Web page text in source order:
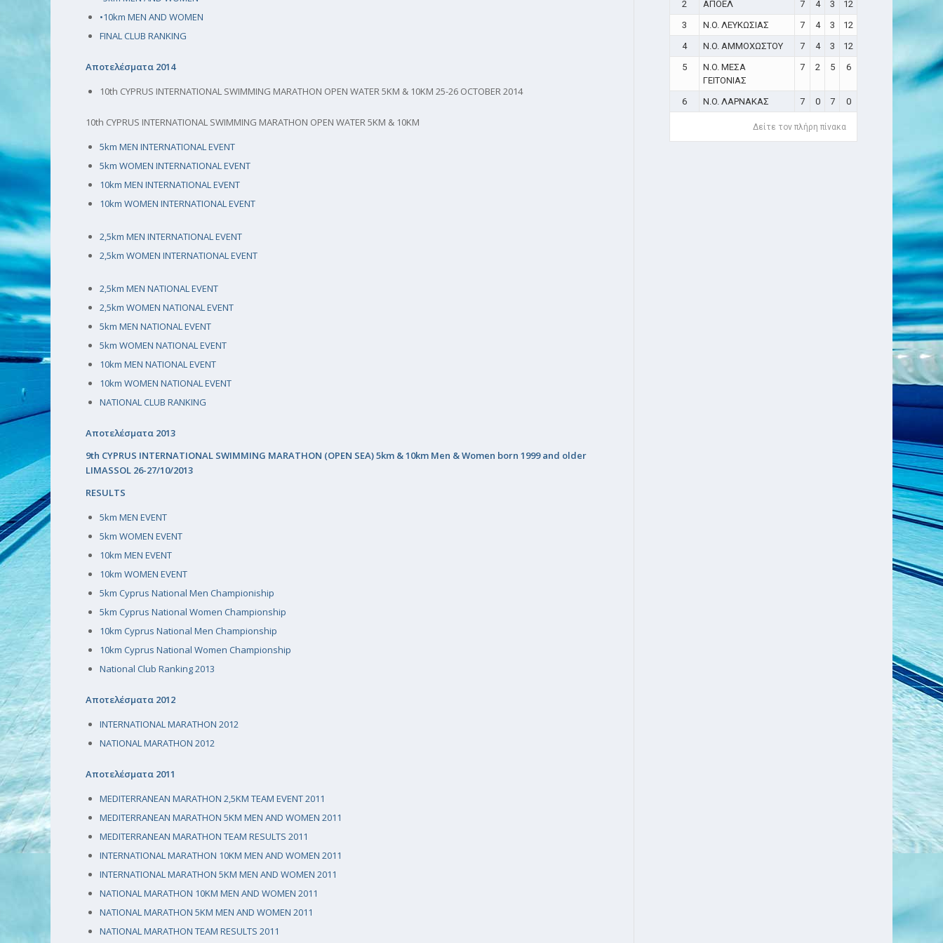
•10km MEN AND WOMEN
FINAL CLUB RANKING
Αποτελέσματα 2014
10th CYPRUS INTERNATIONAL SWIMMING MARATHON OPEN WATER 5KM & 10KM 25-26 OCTOBER 2014
10th CYPRUS INTERNATIONAL SWIMMING MARATHON OPEN WATER 5KM & 10KM
5km MEN INTERNATIONAL EVENT
5km WOMEN INTERNATIONAL EVENT
10km MEN INTERNATIONAL EVENT
10km WOMEN INTERNATIONAL EVENT
2,5km MEN INTERNATIONAL EVENT
2,5km WOMEN INTERNATIONAL EVENT
2,5km MEN NATIONAL EVENT
2,5km WOMEN NATIONAL EVENT
5km MEN NATIONAL EVENT
5km WOMEN NATIONAL EVENT
10km MEN NATIONAL EVENT
10km WOMEN NATIONAL EVENT
NATIONAL CLUB RANKING
Αποτελέσματα 2013
9th CYPRUS INTERNATIONAL SWIMMING MARATHON (OPEN SEA) 5km & 10km Men & Women born 1999 and older
LIMASSOL 26-27/10/2013
RESULTS
5km MEN EVENT
5km WOMEN EVENT
10km MEN EVENT
10km WOMEN EVENT
5km Cyprus National Men Championiship
5km Cyprus National Women Championship
10km Cyprus National Men Championship
10km Cyprus National Women Championship
National Club Ranking 2013
Αποτελέσματα 2012
INTERNATIONAL MARATHON 2012
NATIONAL MARATHON 2012
Αποτελέσματα 2011
MEDITERRANEAN MARATHON 2,5KM TEAM EVENT 2011
MEDITERRANEAN MARATHON 5KM MEN AND WOMEN 2011
MEDITERRANEAN MARATHON TEAM RESULTS 2011
INTERNATIONAL MARATHON 10KM MEN AND WOMEN 2011
INTERNATIONAL MARATHON 5KM MEN AND WOMEN 2011
NATIONAL MARATHON 10KM MEN AND WOMEN 2011
NATIONAL MARATHON 5KM MEN AND WOMEN 2011
NATIONAL MARATHON TEAM RESULTS 2011
2 ΑΠΟΕΛ 7 4 3
12
3
N.O. ΛΕΥΚΩΣΙΑΣ 7 4 3
12
4
N.O. ΑΜΜΟΧΩΣΤΟΥ 7 4 3
12
5
N.O. ΜΕΣΑ
ΓΕΙΤΟΝΙΑΣ
7 2 5 6
6 N.O. ΛΑΡΝΑΚΑΣ 7 0 7 0
Δείτε τον πλήρη πίνακα